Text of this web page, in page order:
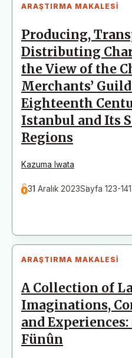
ARAŞTIRMA MAKALESI
Producing,
Distributing
the View of the
Merchants’
Eighteenth
Istanbul and Its
Regions
Kazuma Iwata
31 Aralık 2023Sayfa 123-141
ARAŞTIRMA MAKALESI
A Collection of
Imaginations,
and
Fünûn